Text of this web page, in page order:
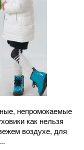
непромокаемые
как нельзя
воздухе, для